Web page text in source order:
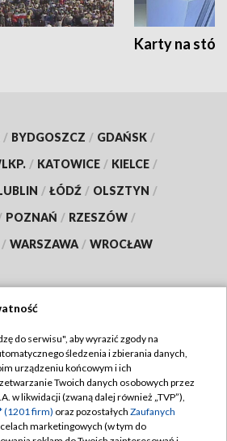
Karty na
/ BYDGOSZCZ / GDAŃSK /
/ KATOWICE / KIELCE /
/ ŁÓDŹ / OLSZTYN /
POZNAŃ / RZESZÓW /
/ WARSZAWA / WROCŁAW
TVP
Regulamin TVP
prywatności
do serwisu", aby wyrazić zgody na
śledzenia i zbierania danych,
urządzeniu końcowym i ich
Twoich danych osobowych przez
w likwidacji (zwaną dalej również „TVP”),
(1201 firm) oraz pozostałych Zaufanych
celach marketingowych (w tym do